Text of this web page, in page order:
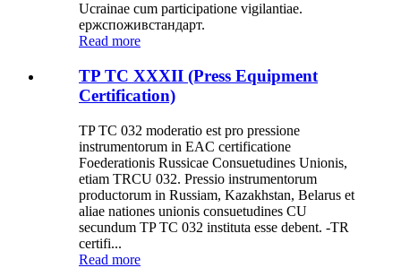
Ucrainae cum participatione vigilantiae.
ержспоживстандарт.
Read more
TP TC XXXII (Press Equipment
Certification)
TP TC 032 moderatio est pro pressione
instrumentorum in EAC certificatione
Foederationis Russicae Consuetudines Unionis,
etiam TRCU 032. Pressio instrumentorum
productorum in Russiam, Kazakhstan, Belarus et
aliae nationes unionis consuetudines CU
secundum TP TC 032 instituta esse debent. -TR
certifi...
Read more